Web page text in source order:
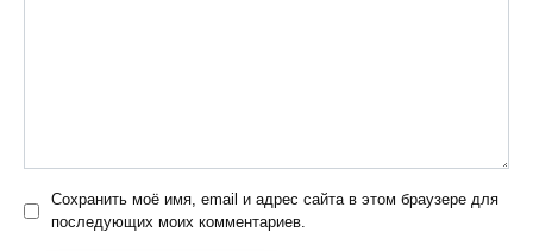
Сохранить моё имя, email и адрес сайта в этом браузере для
последующих моих комментариев.